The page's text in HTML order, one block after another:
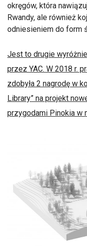
okręgów, która
Rwandy, ale również
odniesieniem do form
Jest to drugie
przez YAC. W 2018 r.
zdobyła 2 nagrodę w
Library” na projekt
przygodami Pinokia w